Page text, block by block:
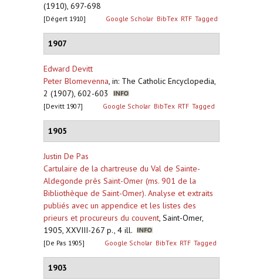
(1910), 697-698
[Dégert 1910] Google Scholar BibTex RTF Tagged
1907
Edward Devitt
Peter Blomevenna, in: The Catholic Encyclopedia,
2 (1907), 602-603
[Devitt 1907] Google Scholar BibTex RTF Tagged
1905
Justin De Pas
Cartulaire de la chartreuse du Val de Sainte-
Aldegonde près Saint-Omer (ms. 901 de la
Bibliothèque de Saint-Omer). Analyse et extraits
publiés avec un appendice et les listes des
prieurs et procureurs du couvent, Saint-Omer,
1905, XXVIII-267 p., 4 ill.
[De Pas 1905] Google Scholar BibTex RTF Tagged
1903